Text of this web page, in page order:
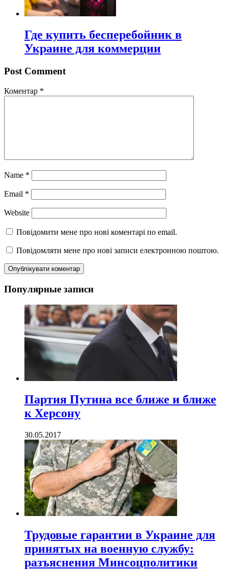
Где купить бесперебойник в
Украине для коммерции
Post Comment
Коментар *
Name *
Email *
Website
Повідомити мене про нові коментарі по email.
Повідомляти мене про нові записи електронною поштою.
Популярные записи
Партия Путина все ближе и ближе
к Херсону
30.05.2017
Трудовые гарантии в Украине для
принятых на военную службу:
разъяснения Минсоцполитики